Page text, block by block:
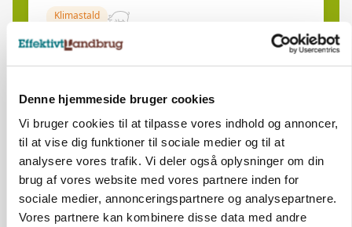
Denne hjemmeside bruger cookies
Vi bruger cookies til at tilpasse vores indhold og annoncer,
til at vise dig funktioner til sociale medier og til at
analysere vores trafik. Vi deler også oplysninger om din
brug af vores website med vores partnere inden for
sociale medier, annonceringspartnere og analysepartnere.
Vores partnere kan kombinere disse data med andre
Klimastald